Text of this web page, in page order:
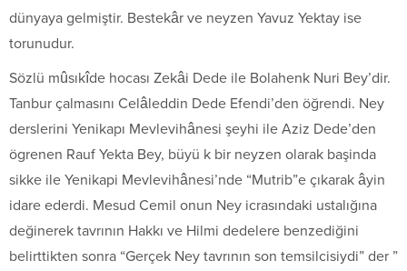
dünyaya gelmiştir. Bestekâr ve neyzen Yavuz Yektay ise
torunudur.
Sözlü mûsıkîde hocası Zekâi Dede ile Bolahenk Nuri Bey’dir.
Tanbur çalmasını Celâleddin Dede Efendi’den öğrendi. Ney
derslerini Yenikapı Mevlevihânesi şeyhi ile Aziz Dede’den
ögrenen Rauf Yekta Bey, büyü k bir neyzen olarak başinda
sikke ile Yenikapi Mevlevihânesi’nde “Mutrib”e çıkarak âyin
idare ederdi. Mesud Cemil onun Ney icrasındaki ustalığına
değinerek tavrının Hakkı ve Hilmi dedelere benzediğini
belirttikten sonra “Gerçek Ney tavrının son temsilcisiydi” der ”